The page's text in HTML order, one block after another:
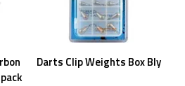
Darts Clip Weights Box Bly